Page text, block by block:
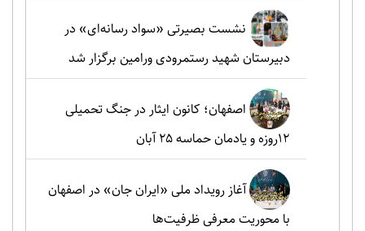
نشست بصیرتی «سواد رسانه‌ای» در
دبیرستان شهید رستمرودی ورامین برگزار شد
اصفهان؛ کانون ایثار در جنگ تحمیلی
۱۲روزه و یادمان حماسه ۲۵ آبان
آغاز رویداد ملی «ایران جان» در اصفهان
با محوریت معرفی ظرفیت‌ها